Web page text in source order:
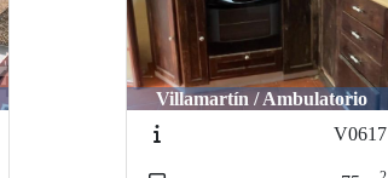
Villamartín / Ambulatorio
V0617